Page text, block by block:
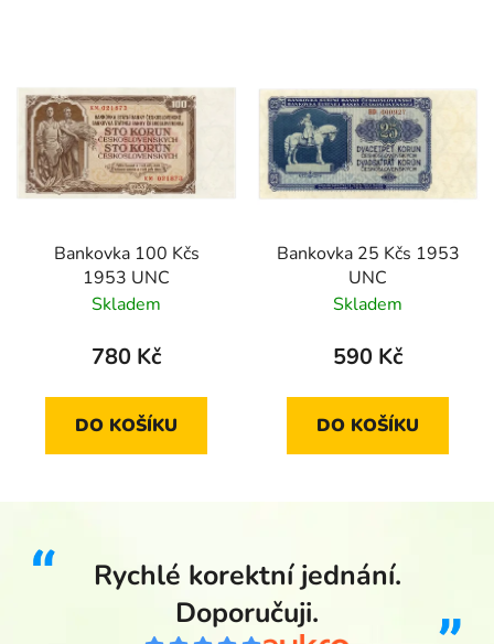
Bankovka 100 Kčs
1953 UNC
Skladem
780 Kč
DO KOŠÍKU
Bankovka 25 Kčs 1953
UNC
Skladem
590 Kč
DO KOŠÍKU
Rychlé korektní jednání.
Doporučuji.